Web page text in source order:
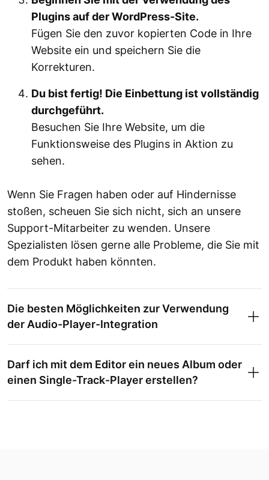
Plugins auf der WordPress-Site.
Fügen Sie den zuvor kopierten Code in Ihre
Website ein und speichern Sie die
Korrekturen.
Du bist fertig! Die Einbettung ist vollständig
durchgeführt.
Besuchen Sie Ihre Website, um die
Funktionsweise des Plugins in Aktion zu
sehen.
Wenn Sie Fragen haben oder auf Hindernisse
stoßen, scheuen Sie sich nicht, sich an unsere
Support-Mitarbeiter zu wenden. Unsere
Spezialisten lösen gerne alle Probleme, die Sie mit
dem Produkt haben könnten.
Die besten Möglichkeiten zur Verwendung
der Audio-Player-Integration
Darf ich mit dem Editor ein neues Album oder
einen Single-Track-Player erstellen?